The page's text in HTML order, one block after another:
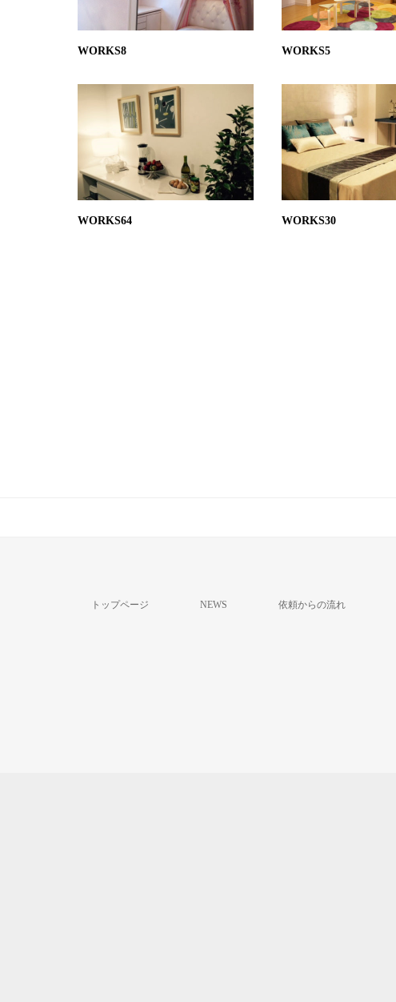
WORKS8 WORKS5
WORKS64 WORKS30
トップページ NEWS 依頼からの流れ